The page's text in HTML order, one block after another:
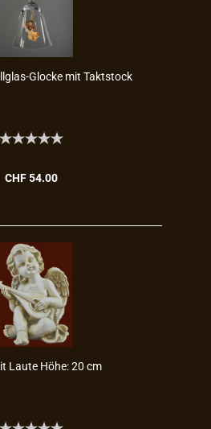
​​Glo­cke mit Takt­stock
CHF 54.00
Laute Höhe: 20 cm